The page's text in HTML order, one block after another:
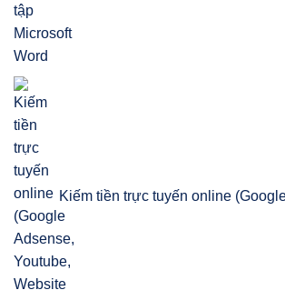
Kiếm tiền trực tuyến online